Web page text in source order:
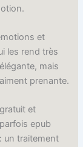
et
les rend très
mais
prenante.
et
epub
un traitement